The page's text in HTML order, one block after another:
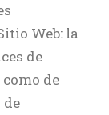
Web: la
de
de
de